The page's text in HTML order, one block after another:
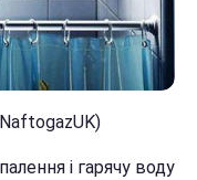
і гарячу воду